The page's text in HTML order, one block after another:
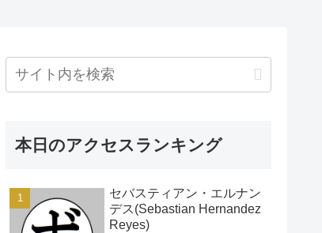
本日のアクセスランキング
セバスティアン・エルナン
デス(Sebastian Hernandez
Reyes)